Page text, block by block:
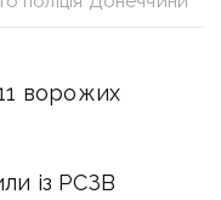
ворожих
із РСЗВ